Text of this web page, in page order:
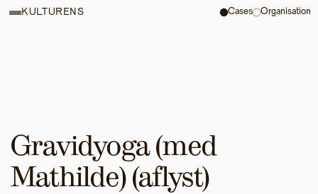
Gravidyoga (med
Mathilde) (aflyst)
KULTURENS Cases Organisation